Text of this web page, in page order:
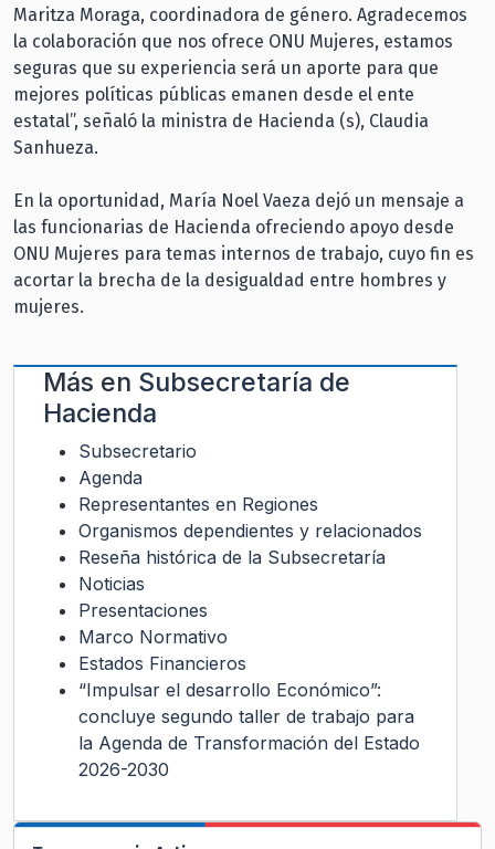
Maritza Moraga, coordinadora de género. Agradecemos
la colaboración que nos ofrece ONU Mujeres, estamos
seguras que su experiencia será un aporte para que
mejores políticas públicas emanen desde el ente
estatal”, señaló la ministra de Hacienda (s), Claudia
Sanhueza.
En la oportunidad, María Noel Vaeza dejó un mensaje a
las funcionarias de Hacienda ofreciendo apoyo desde
ONU Mujeres para temas internos de trabajo, cuyo fin es
acortar la brecha de la desigualdad entre hombres y
mujeres.
Más en Subsecretaría de
Hacienda
Subsecretario
Agenda
Representantes en Regiones
Organismos dependientes y relacionados
Reseña histórica de la Subsecretaría
Noticias
Presentaciones
Marco Normativo
Estados Financieros
“Impulsar el desarrollo Económico”:
concluye segundo taller de trabajo para
la Agenda de Transformación del Estado
2026-2030